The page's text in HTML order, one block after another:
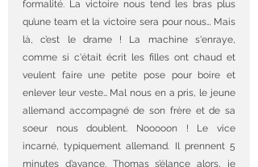
formalité. La victoire nous tend les bras plus
qu’une team et la victoire sera pour nous… Mais
là, c’est le drame ! La machine s'enraye,
comme si c'était écrit les filles ont chaud et
veulent faire une petite pose pour boire et
enlever leur veste… Mal nous en a pris, le jeune
allemand accompagné de son frère et de sa
soeur nous doublent. Nooooon ! Le vice
incarné, typiquement allemand. Il prennent 5
minutes d’avance. Thomas s’élance alors, je